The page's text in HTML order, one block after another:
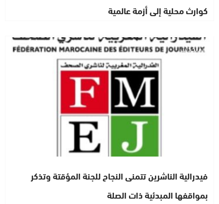
كوارث محلية إلى أزمة عالمية
مستجدات
فيدرالية الناشرين تتمنى النجاح للجنة المؤقتة وتذكر
بمواقفها المبدئية ذات الصلة